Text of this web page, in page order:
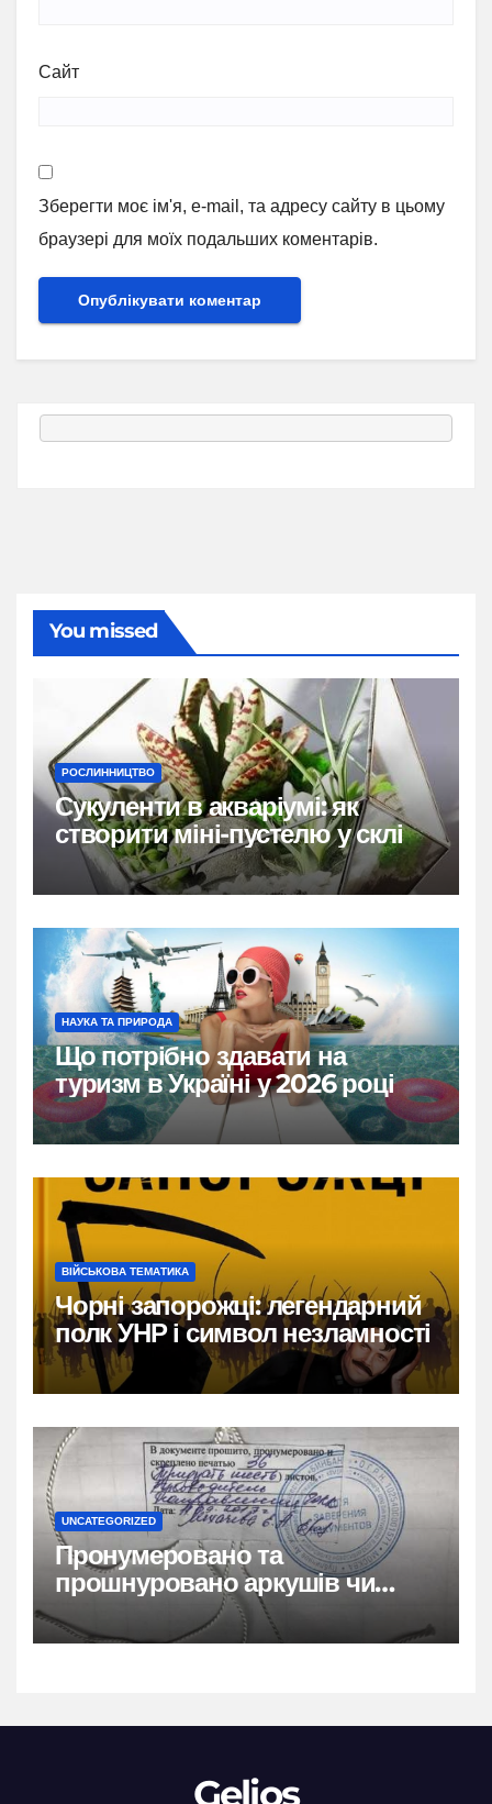
Сайт
Зберегти моє ім'я, e-mail, та адресу сайту в цьому
браузері для моїх подальших коментарів.
You missed
РОСЛИННИЦТВО
Сукуленти в акваріумі: як
створити міні-пустелю у склі
НАУКА ТА ПРИРОДА
Що потрібно здавати на
туризм в Україні у 2026 році
ВІЙСЬКОВА ТЕМАТИКА
Чорні запорожці: легендарний
полк УНР і символ незламності
UNCATEGORIZED
Пронумеровано та
прошнуровано аркушів чи
сторінок: повний гайд
Gelios